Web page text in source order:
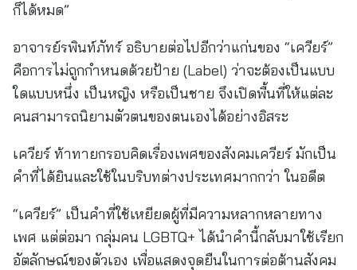
ก็ได้หมด”
อาจารย์รพินท์ภัทร์ อธิบายต่อไปอีกว่าแก่นของ “เควียร์”
คือการไม่ถูกกำหนดด้วยป้าย (Label) ว่าจะต้องเป็นแบบ
ใดแบบหนึ่ง เป็นหญิง หรือเป็นชาย จึงเปิดพื้นที่ให้แต่ละ
คนสามารถนิยามตัวตนของตนเองได้อย่างอิสระ
เควียร์ ท้าทายกรอบคิดเรื่องเพศของสังคมเควียร์ มักเป็น
คำที่ได้ยินและใช้ในบริบทต่างประเทศมากกว่า ในอดีต
“เควียร์” เป็นคำที่ใช้เหยียดผู้ที่มีความหลากหลายทาง
เพศ แต่ต่อมา กลุ่มคน LGBTQ+ ได้นำคำนี้กลับมาใช้เรียก
อัตลักษณ์ของตัวเอง เพื่อแสดงจุดยืนในการต่อต้านสังคม